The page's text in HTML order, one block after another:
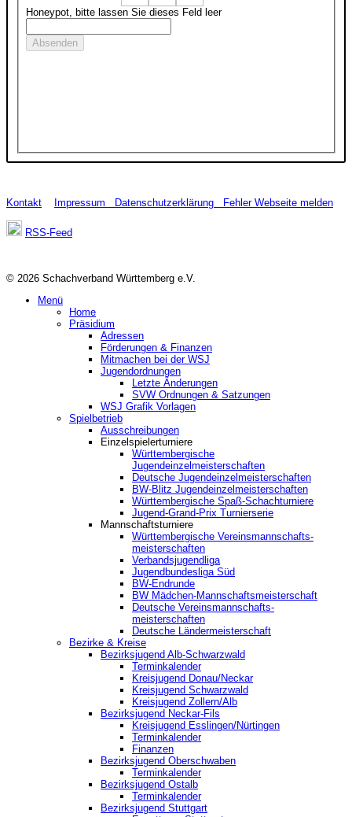
Honeypot, bitte lassen Sie dieses Feld leer
Kontakt Impressum Datenschutzerklärung Fehler Webseite melden
RSS-Feed
© 2026 Schachverband Württemberg e.V.
Menü
Home
Präsidium
Adressen
Förderungen & Finanzen
Mitmachen bei der WSJ
Jugendordnungen
Letzte Änderungen
SVW Ordnungen & Satzungen
WSJ Grafik Vorlagen
Spielbetrieb
Ausschreibungen
Einzelspielerturniere
Württembergische
Jugendeinzelmeisterschaften
Deutsche Jugendeinzelmeisterschaften
BW-Blitz Jugendeinzelmeisterschaften
Württembergische Spaß-Schachturniere
Jugend-Grand-Prix Turnierserie
Mannschaftsturniere
Württembergische Vereinsmannschafts-
meisterschaften
Verbandsjugendliga
Jugendbundesliga Süd
BW-Endrunde
BW Mädchen-Mannschaftsmeisterschaft
Deutsche Vereinsmannschafts-
meisterschaften
Deutsche Ländermeisterschaft
Bezirke & Kreise
Bezirksjugend Alb-Schwarzwald
Terminkalender
Kreisjugend Donau/Neckar
Kreisjugend Schwarzwald
Kreisjugend Zollern/Alb
Bezirksjugend Neckar-Fils
Kreisjugend ‎Esslingen/Nürtingen
Terminkalender
Finanzen
Bezirksjugend Oberschwaben
Terminkalender
Bezirksjugend Ostalb
Terminkalender
Bezirksjugend Stuttgart